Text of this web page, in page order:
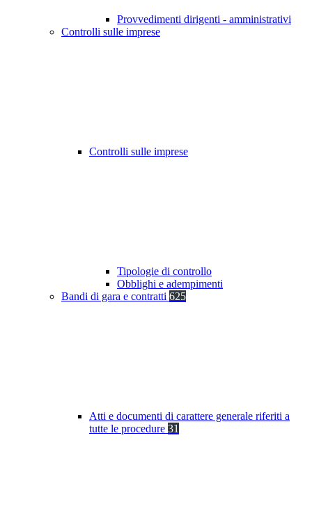
Provvedimenti dirigenti - amministrativi
Controlli sulle imprese
Controlli sulle imprese
Tipologie di controllo
Obblighi e adempimenti
Bandi di gara e contratti 625
Atti e documenti di carattere generale riferiti a
tutte le procedure 31